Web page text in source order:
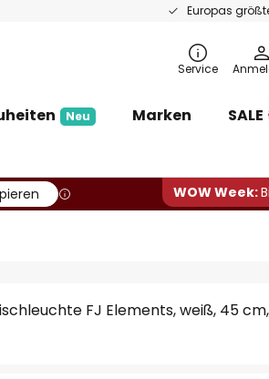
Europas
Service
Neu Marken SALE
WOW Week:
FJ Elements, weiß, 45 cm,